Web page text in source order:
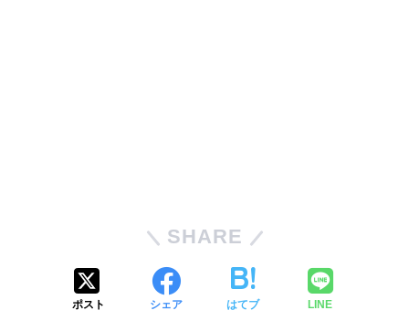
SHARE
ポスト シェア はてブ LINE